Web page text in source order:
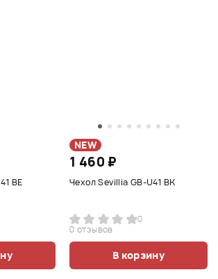
BE
NEW
1 460 ₽
Чехол Sevillia GB-U41 BK
0
0 отзывов
В корзину